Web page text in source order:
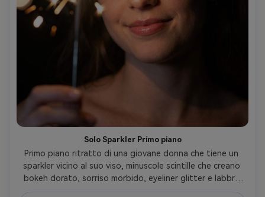
Solo Sparkler Primo piano
Primo piano ritratto di una giovane donna che tiene un
sparkler vicino al suo viso, minuscole scintille che creano
bokeh dorato, sorriso morbido, eyeliner glitter e labbra
lucide, sfondo notturno scuro con fiori di fuochi d'artificio